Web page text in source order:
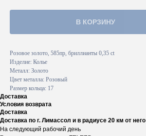
В КОРЗИНУ
Розовое золото, 585пр, бриллианты 0,35 ct
Изделие: Колье
Металл: Золото
Цвет металла: Розовый
Размер кольца: 17
Доставка
Условия возврата
Доставка
Доставка по г. Лимассол и в радиусе 20 км от него
На следующий рабочий день